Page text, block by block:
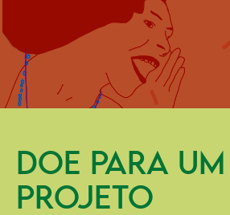
DOE PARA UM
PROJETO